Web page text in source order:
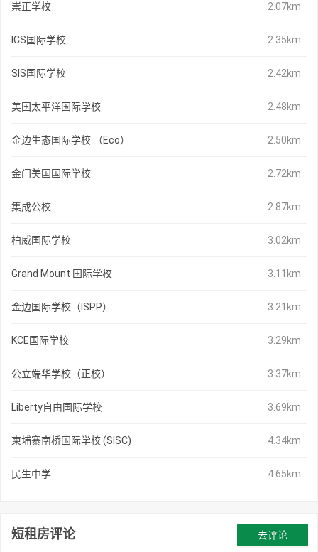
崇正学校 2.07km
ICS国际学校 2.35km
SIS国际学校 2.42km
美国太平洋国际学校 2.48km
金边生态国际学校 （Eco） 2.50km
金门美国国际学校 2.72km
集成公校 2.87km
柏威国际学校 3.02km
Grand Mount 国际学校 3.11km
金边国际学校（ISPP） 3.21km
KCE国际学校 3.29km
公立端华学校（正校） 3.37km
Liberty自由国际学校 3.69km
柬埔寨南桥国际学校 (SISC) 4.34km
民生中学 4.65km
短租房评论 去评论